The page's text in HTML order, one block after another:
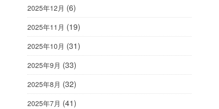
2025年12月 (6)
2025年11月 (19)
2025年10月 (31)
2025年9月 (33)
2025年8月 (32)
2025年7月 (41)